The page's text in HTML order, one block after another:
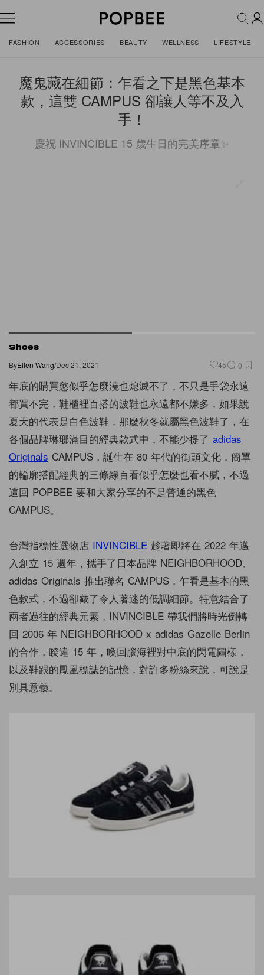
FASHION ACCESSORIES BEAUTY WELLNESS LIFESTYLE
魔鬼藏在細節：乍看之下是黑色基本
款，這雙 CAMPUS 卻讓人等不及入
手！
慶祝 INVINCIBLE 15 歲生日的完美序章✨
Shoes
ByEllen Wang/Dec 21, 2021 45 0
年底的購買慾似乎怎麼澆也熄滅不了，不只是手袋永遠
都買不完，鞋櫃裡百搭的波鞋也永遠都不嫌多，如果說
夏天的代表是白色波鞋，那麼秋冬就屬黑色波鞋了，在
各個品牌琳瑯滿目的經典款式中，不能少提了 adidas
Originals CAMPUS，誕生在 80 年代的街頭文化，簡單
的輪廓搭配經典的三條線百看似乎怎麼也看不膩，不過
這回 POPBEE 要和大家分享的不是普通的黑色
CAMPUS。
台灣指標性選物店 INVINCIBLE 趁著即將在 2022 年邁
入創立 15 週年，攜手了日本品牌 NEIGHBORHOOD、
adidas Originals 推出聯名 CAMPUS，乍看是基本的黑
色款式，不過卻藏了令人著迷的低調細節。特意結合了
兩者過往的經典元素，INVINCIBLE 帶我們將時光倒轉
回 2006 年 NEIGHBORHOOD x adidas Gazelle Berlin
的合作，睽違 15 年，喚回腦海裡對中底的閃電圖樣，
以及鞋跟的鳳凰標誌的記憶，對許多粉絲來說，可說是
別具意義。